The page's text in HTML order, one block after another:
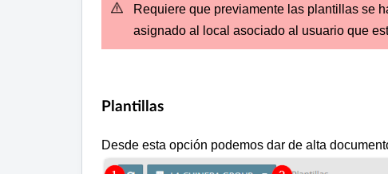
Requiere que previamente las plantillas se
asignado al local asociado al usuario que
Plantillas
Desde esta opción podemos dar de alta